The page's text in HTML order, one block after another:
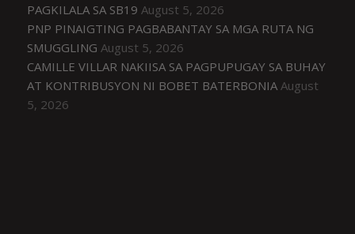
PAGKILALA SA SB19 August 5, 2026
PNP PINAIGTING PAGBABANTAY SA MGA RUTA NG
SMUGGLING August 5, 2026
CAMILLE VILLAR NAKIISA SA PAGPUPUGAY SA BUHAY
AT KONTRIBUSYON NI BOBET BATERBONIA August
5, 2026